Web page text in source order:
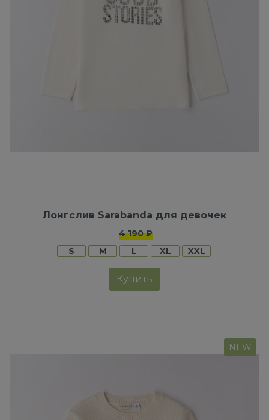
Лонгслив Sarabanda для девочек
4 190 ₽
S
M L XL XXL
Купить
NEW